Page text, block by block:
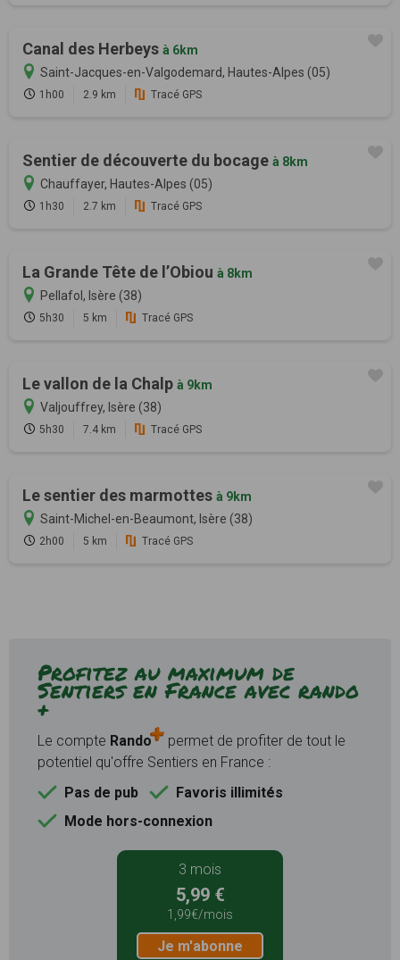
Canal des Herbeys à 6km
Saint-Jacques-en-Valgodemard, Hautes-Alpes (05)
1h00 2.9 km Tracé GPS
Sentier de découverte du bocage à 8km
Chauffayer, Hautes-Alpes (05)
1h30 2.7 km Tracé GPS
La Grande Tête de l’Obiou à 8km
Pellafol, Isère (38)
5h30 5 km Tracé GPS
Le vallon de la Chalp à 9km
Valjouffrey, Isère (38)
5h30 7.4 km Tracé GPS
Le sentier des marmottes à 9km
Saint-Michel-en-Beaumont, Isère (38)
2h00 5 km Tracé GPS
Profitez au maximum de
Sentiers en France avec rando
+
Le compte Rando
permet de profiter de tout le
potentiel qu'offre Sentiers en France :
Pas de pub
Favoris illimités
Mode hors-connexion
3 mois
5,99 €
1,99€/mois
Je m'abonne